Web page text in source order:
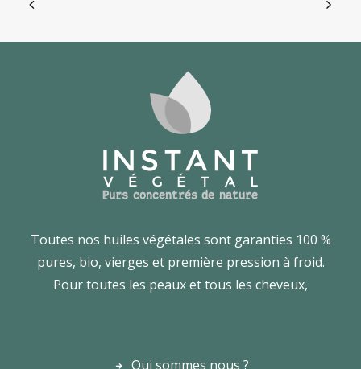
Toutes nos huiles végétales sont garanties 100 %
pures, bio, vierges et première pression à froid.
Pour toutes les peaux et tous les cheveux,
Qui sommes nous ?